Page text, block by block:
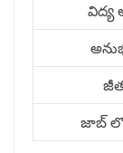
విద్య
జాబ్